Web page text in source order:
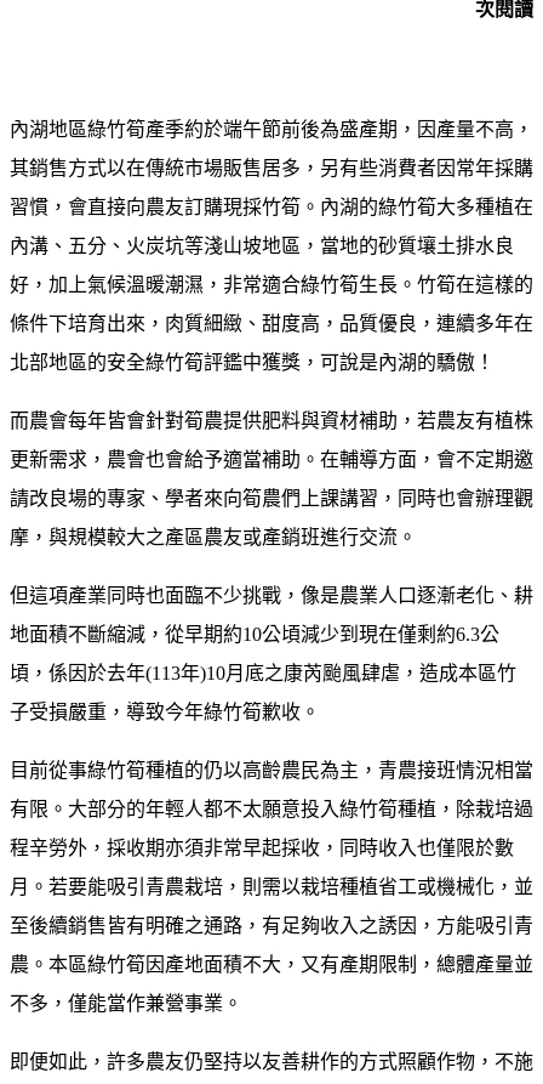
次閱讀
內湖地區綠竹筍產季約於端午節前後為盛產期，因產量不高，
其銷售方式以在傳統市場販售居多，另有些消費者因常年採購
習慣，會直接向農友訂購現採竹筍。內湖的綠竹筍大多種植在
內溝、五分、火炭坑等淺山坡地區，當地的砂質壤土排水良
好，加上氣候溫暖潮濕，非常適合綠竹筍生長。竹筍在這樣的
條件下培育出來，肉質細緻、甜度高，品質優良，連續多年在
北部地區的安全綠竹筍評鑑中獲獎，可說是內湖的驕傲！
而農會每年皆會針對筍農提供肥料與資材補助，若農友有植株
更新需求，農會也會給予適當補助。在輔導方面，會不定期邀
請改良場的專家、學者來向筍農們上課講習，同時也會辦理觀
摩，與規模較大之產區農友或產銷班進行交流。
但這項產業同時也面臨不少挑戰，像是農業人口逐漸老化、耕
地面積不斷縮減，從早期約10公頃減少到現在僅剩約6.3公
頃，係因於去年(113年)10月底之康芮颱風肆虐，造成本區竹
子受損嚴重，導致今年綠竹筍歉收。
目前從事綠竹筍種植的仍以高齡農民為主，青農接班情況相當
有限。大部分的年輕人都不太願意投入綠竹筍種植，除栽培過
程辛勞外，採收期亦須非常早起採收，同時收入也僅限於數
月。若要能吸引青農栽培，則需以栽培種植省工或機械化，並
至後續銷售皆有明確之通路，有足夠收入之誘因，方能吸引青
農。本區綠竹筍因產地面積不大，又有產期限制，總體產量並
不多，僅能當作兼營事業。
即便如此，許多農友仍堅持以友善耕作的方式照顧作物，不施